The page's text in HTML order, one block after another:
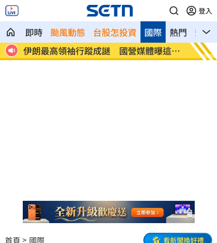
登入
即時 颱風動態 台股怎投資 熱門 影音
國際
同
伊朗最高領袖行蹤成謎 國營媒體曝這件
事
澤倫
首頁 國際 看新聞換好禮